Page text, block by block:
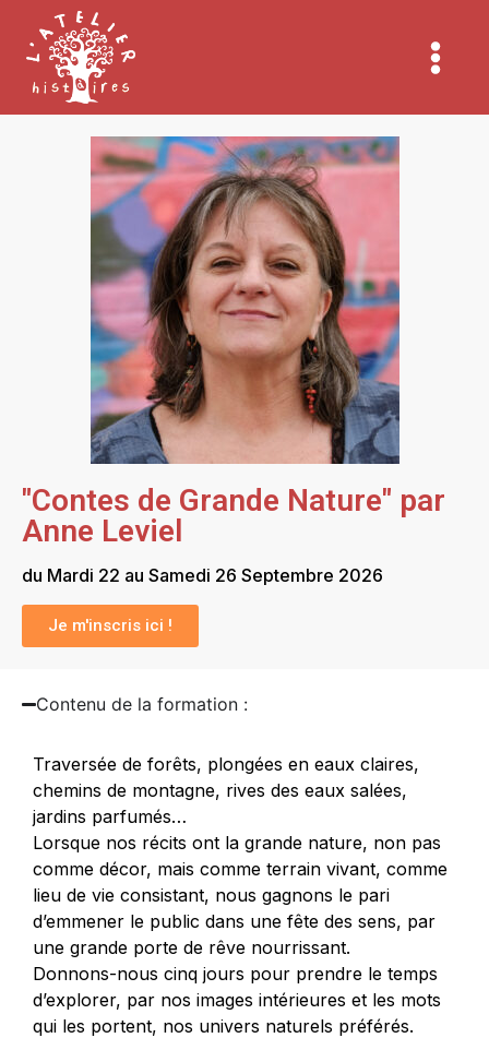
"Contes de Grande Nature" par
Anne Leviel
du Mardi 22 au Samedi 26 Septembre 2026
Je m'inscris ici !
Contenu de la formation :
Traversée de forêts, plongées en eaux claires,
chemins de montagne, rives des eaux salées,
jardins parfumés…
Lorsque nos récits ont la grande nature, non pas
comme décor, mais comme terrain vivant, comme
lieu de vie consistant, nous gagnons le pari
d’emmener le public dans une fête des sens, par
une grande porte de rêve nourrissant.
Donnons-nous cinq jours pour prendre le temps
d’explorer, par nos images intérieures et les mots
qui les portent, nos univers naturels préférés.